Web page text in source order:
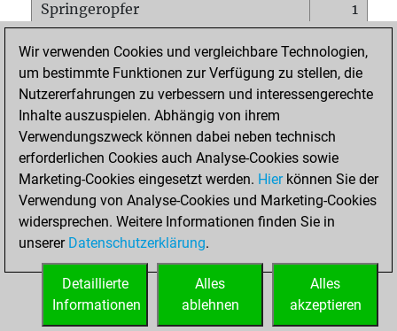
Springeropfer
1
Matt auf vollem Brett
0
Bauer setzt Matt
1
Erstickte Matts
Unterverwandlungen
Türme auf der siebten
0
STARTSEITE
Wir verwenden Cookies und vergleichbare Technologien,
um bestimmte Funktionen zur Verfügung zu stellen, die
Nutzererfahrungen zu verbessern und interessengerechte
Inhalte auszuspielen. Abhängig von ihrem
Verwendungszweck können dabei neben technisch
erforderlichen Cookies auch Analyse-Cookies sowie
Marketing-Cookies eingesetzt werden. Hierkönnen Sie der
Verwendung von Analyse-Cookies und Marketing-Cookies
widersprechen. Weitere Informationen finden Sie in
unserer Datenschutzerklärung.
Alles
akzeptieren
Alles
ablehnen
Detaillierte
Informationen